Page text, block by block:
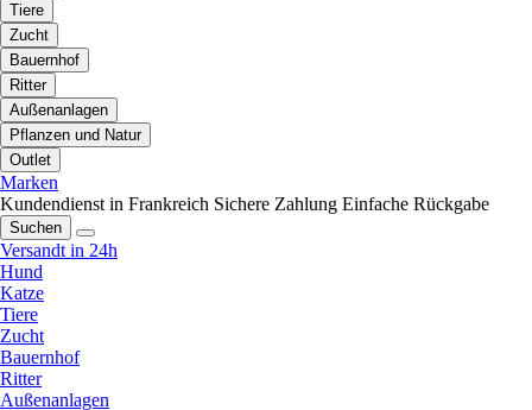
Tiere
Zucht
Bauernhof
Ritter
Außenanlagen
Pflanzen und Natur
Outlet
Marken
Kundendienst in Frankreich Sichere Zahlung Einfache Rückgabe
Suchen
Versandt in 24h
Hund
Katze
Tiere
Zucht
Bauernhof
Ritter
Außenanlagen